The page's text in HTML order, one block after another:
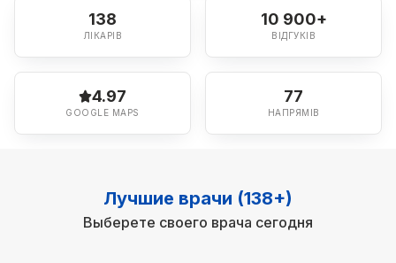
138
ЛІКАРІВ
10 900+
ВІДГУКІВ
4.97
GOOGLE MAPS
77
НАПРЯМІВ
Лучшие врачи (138+)
Выберете своего врача сегодня